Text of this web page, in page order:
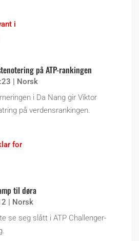
på ATP-rankingen
| Norsk
i Da Nang gir Viktor
på verdensrankingen.
til døra
| Norsk
se seg slått i ATP Challenger-